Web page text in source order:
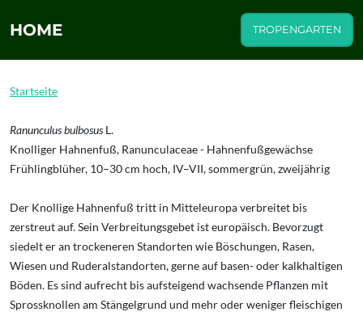
HOME TROPENGARTEN
Startseite
Ranunculus bulbosus L.
Knolliger Hahnenfuß, Ranunculaceae - Hahnenfußgewächse
Frühlingblüher, 10–30 cm hoch, IV–VII, sommergrün, zweijährig
Der Knollige Hahnenfuß tritt in Mitteleuropa verbreitet bis
zerstreut auf. Sein Verbreitungsgebet ist europäisch. Bevorzugt
siedelt er an trockeneren Standorten wie Böschungen, Rasen,
Wiesen und Ruderalstandorten, gerne auf basen- oder kalkhaltigen
Böden. Es sind aufrecht bis aufsteigend wachsende Pflanzen mit
Sprossknollen am Stängelgrund und mehr oder weniger fleischigen